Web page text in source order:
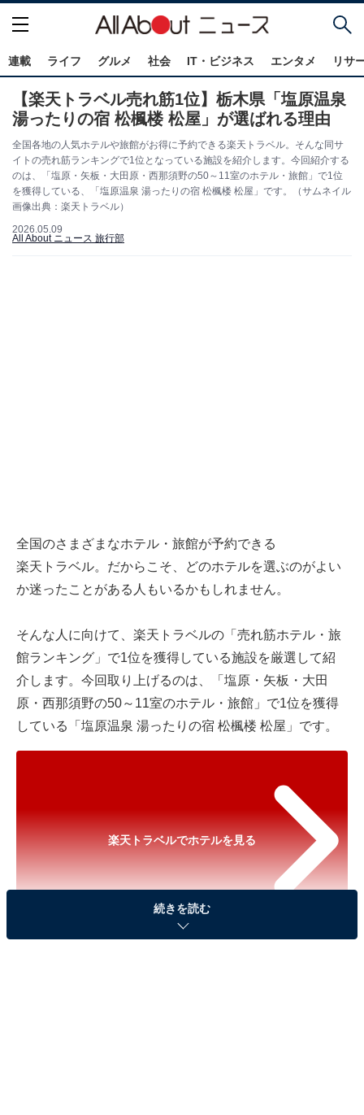
連載 ライフ グルメ 社会 IT・ビジネス エンタメ リサ
【楽天トラベル売れ筋1位】栃木県「塩原温泉
湯ったりの宿 松楓楼 松屋」が選ばれる理由
全国各地の人気ホテルや旅館がお得に予約できる楽天トラベル。そんな同サ
イトの売れ筋ランキングで1位となっている施設を紹介します。今回紹介する
のは、「塩原・矢板・大田原・西那須野の50～11室のホテル・旅館」で1位
を獲得している、「塩原温泉 湯ったりの宿 松楓楼 松屋」です。（サムネイル
画像出典：楽天トラベル）
2026.05.09
All About ニュース 旅行部
全国のさまざまなホテル・旅館が予約できる
楽天トラベル。だからこそ、どのホテルを選ぶのがよい
か迷ったことがある人もいるかもしれません。
そんな人に向けて、 楽天トラベルの「売れ筋ホテル・旅
館ランキング」で1位を獲得している施設を厳選して紹
介します。今回取り上げるのは、「塩原・矢板・大田
原・西那須野の50～11室のホテル・旅館」で1位を獲得
している「塩原温泉 湯ったりの宿 松楓楼 松屋」です。
楽天トラベルでホテルを見る
続きを読む